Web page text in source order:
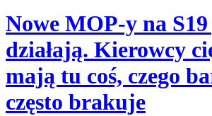
Nowe MOP-y na
działają. Kierowcy
mają tu coś, czego
często brakuje